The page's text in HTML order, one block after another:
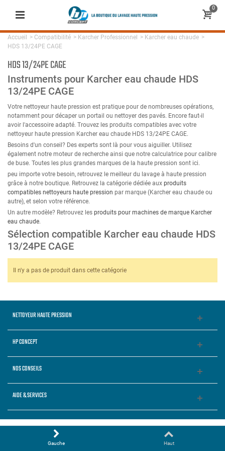
0
Accueil > Compatibilité > Karcher Professionnel > Karcher eau chaude >
HDS 13/24PE CAGE
HDS 13/24PE CAGE
Instruments pour Karcher eau chaude HDS
13/24PE CAGE
Votre nettoyeur haute pression est pratique pour de nombreuses opérations,
notamment pour décaper un portail ou nettoyer des pavés. Encore faut-il
avoir l'accessoire adapté. Trouvez les produits compatibles avec votre
nettoyeur haute pression Karcher eau chaude HDS 13/24PE CAGE.
Besoins d'un conseil? Des experts sont là pour vous aiguiller. Utilisez
également notre moteur de recherche ainsi que notre calculatrice pour calibre
de buse. Toutes les plus grandes marques de la haute pression sont ici.
peu importe votre besoin, retrouvez le meilleur du lavage à haute pression
grâce à notre boutique. Retrouvez la catégorie dédiée aux produits
compatibles nettoyeurs haute pression par marque (Karcher eau chaude ou
autre), et selon votre référence.
Un autre modèle? Retrouvez les produits pour machines de marque Karcher
eau chaude.
Sélection compatible Karcher eau chaude HDS
13/24PE CAGE
Il n'y a pas de produit dans cette catégorie
NETTOYEUR HAUTE PRESSION
HP CONCEPT
NOS CONSEILS
AIDE & SERVICES
Gauche Haut